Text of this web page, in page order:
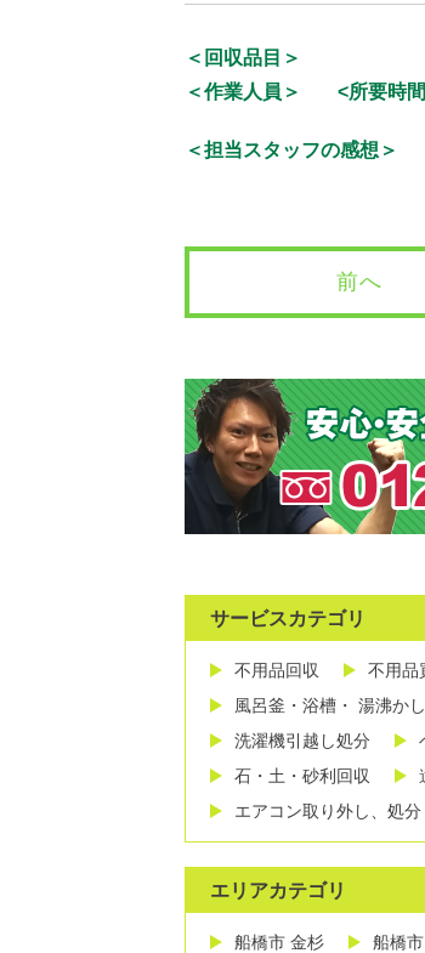
＜回収品目＞
＜作業人員＞
<所要時
＜担当スタッフの感想＞
前へ
サービスカテゴリ
不用品回収 不用品
風呂釜・浴槽・ 湯沸か
洗濯機引越し処分
石・土・砂利回収
エアコン取り外し、処分
エリアカテゴリ
船橋市 金杉 船橋